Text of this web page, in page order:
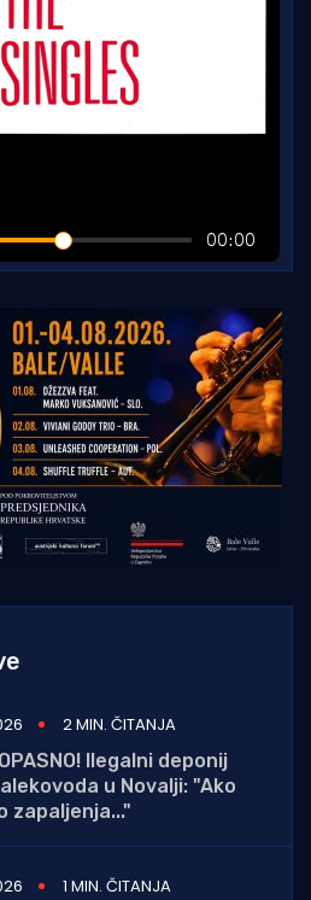
2 MIN. ČITANJA
Ilegalni deponij
u Novalji: "Ako
zapaljenja..."
1 MIN. ČITANJA